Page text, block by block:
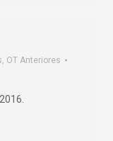
, OT Anteriores